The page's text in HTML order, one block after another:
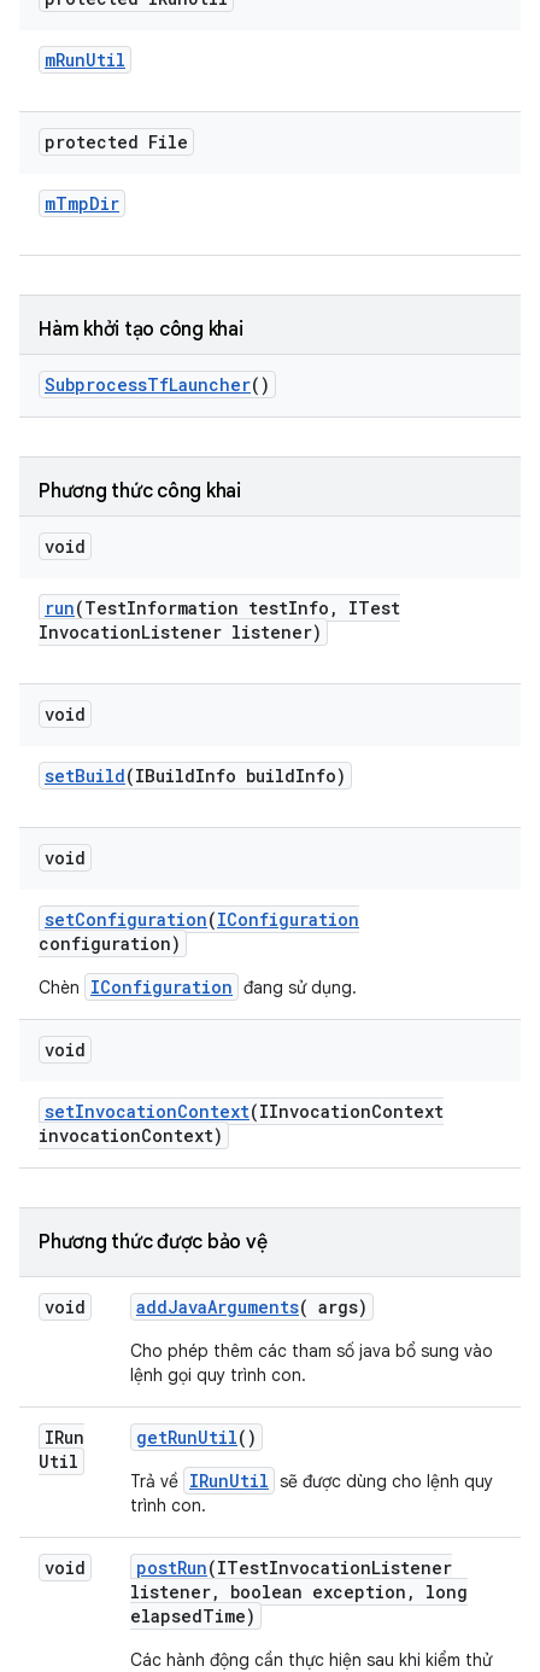
mRunUtil
protected File
mTmpDir
Hàm khởi tạo công khai
SubprocessTfLauncher()
Phương thức công khai
void
run(TestInformation testInfo ,
ITest
InvocationListener listener)
void
setBuild(IBuildInfo buildInfo)
void
setConfiguration(IConfiguration
configuration)
Chèn IConfiguration đang sử dụng.
void
setInvocationContext(IInvocationContext
invocationContext)
Phương thức được bảo vệ
void addJavaArguments( args)
Cho phép thêm các tham số java bổ sung vào
lệnh gọi quy trình con.
IRun
Util
getRunUtil()
Trả về IRunUtil sẽ được dùng cho lệnh quy
trình con.
void postRun(ITestInvocationListener
listener, boolean exception ,
long
elapsedTime)
Các hành động cần thực hiện sau khi kiểm thử